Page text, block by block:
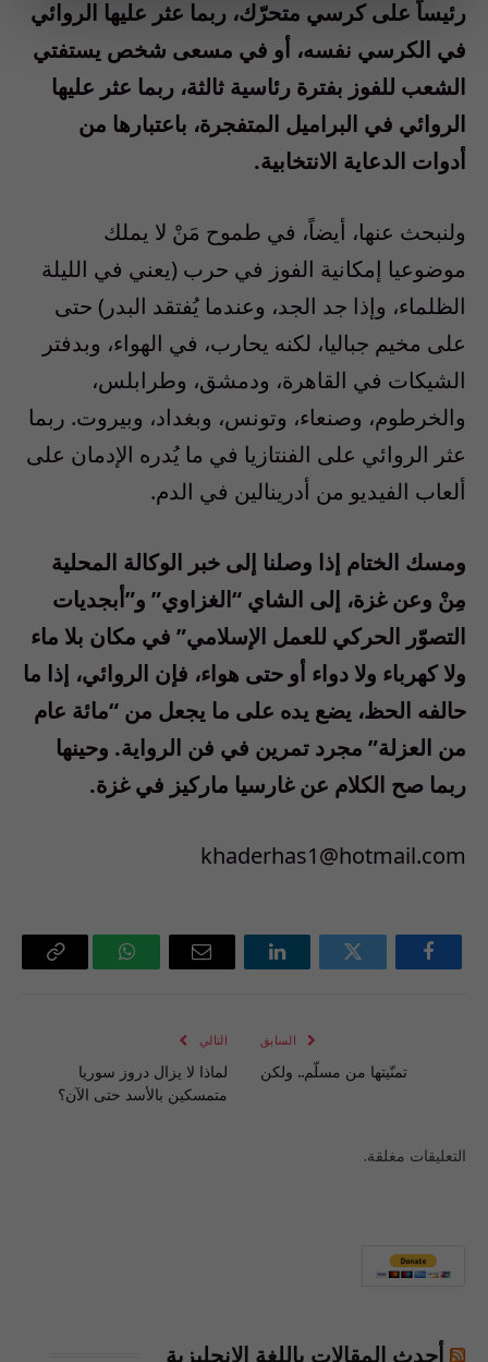
رئيساً على كرسي متحرّك، ربما عثر عليها الروائي
في الكرسي نفسه، أو في مسعى شخص يستفتي
الشعب للفوز بفترة رئاسية ثالثة، ربما عثر عليها
الروائي في البراميل المتفجرة، باعتبارها من
أدوات الدعاية الانتخابية.
ولنبحث عنها، أيضاً، في طموح مَنْ لا يملك
موضوعيا إمكانية الفوز في حرب (يعني في الليلة
الظلماء، وإذا جد الجد، وعندما يُفتقد البدر) حتى
على مخيم جباليا، لكنه يحارب، في الهواء، وبدفتر
الشيكات في القاهرة، ودمشق، وطرابلس،
والخرطوم، وصنعاء، وتونس، وبغداد، وبيروت. ربما
عثر الروائي على الفنتازيا في ما يُدره الإدمان على
ألعاب الفيديو من أدرينالين في الدم.
ومسك الختام إذا وصلنا إلى خبر الوكالة المحلية
مِنْ وعن غزة، إلى الشاي “الغزاوي” و”أبجديات
التصوّر الحركي للعمل الإسلامي” في مكان بلا ماء
ولا كهرباء ولا دواء أو حتى هواء، فإن الروائي، إذا ما
حالفه الحظ، يضع يده على ما يجعل من “مائة عام
من العزلة” مجرد تمرين في فن الرواية. وحينها
ربما صح الكلام عن غارسيا ماركيز في غزة.
khaderhas1@hotmail.com
فيسبوك تويتر لينكدإن
البريد
واتساب Copy
السابق
تمنّيتها من مسلّم.. ولكن
التالي
لماذا لا يزال دروز سوريا
متمسكين بالأسد حتى الآن؟
التعليقات مغلقة.
أحدث المقالات باللغة الإنجليزية